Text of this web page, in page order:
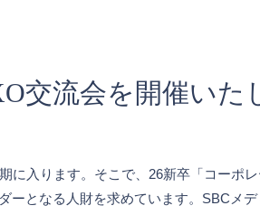
交流会を開催いた
入ります。そこで、26新卒「コーポ
となる人財を求めています。SBCメ